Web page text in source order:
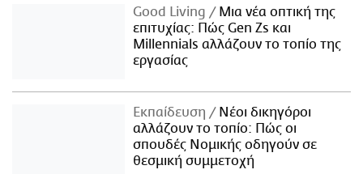
Good Living
Μια νέα οπτική της
επιτυχίας: Πώς Gen Zs και
Millennials αλλάζουν το τοπίο της
εργασίας
Εκπαίδευση
Νέοι δικηγόροι
αλλάζουν το τοπίο: Πώς οι
σπουδές Νομικής οδηγούν σε
θεσμική συμμετοχή